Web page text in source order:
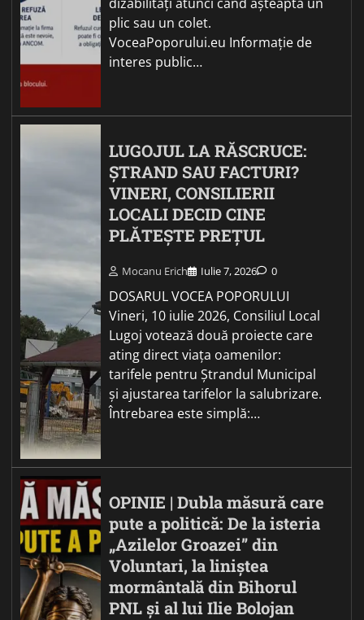
dizabilități atunci când așteaptă un
plic sau un colet.
VoceaPoporului.eu Informație de
interes public…
LUGOJUL LA RĂSCRUCE:
ȘTRAND SAU FACTURI?
VINERI, CONSILIERII
LOCALI DECID CINE
PLĂTEȘTE PREȚUL
Mocanu Erich Iulie 7, 2026 0
DOSARUL VOCEA POPORULUI
Vineri, 10 iulie 2026, Consiliul Local
Lugoj votează două proiecte care
ating direct viața oamenilor:
tarifele pentru Ștrandul Municipal
și ajustarea tarifelor la salubrizare.
Întrebarea este simplă:…
OPINIE | Dubla măsură care
pute a politică: De la isteria
„Azilelor Groazei” din
Voluntari, la liniștea
mormântală din Bihorul
PNL și al lui Ilie Bolojan